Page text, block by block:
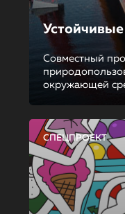
Совместный
окружающей
СПЕЦПРОЕКТ